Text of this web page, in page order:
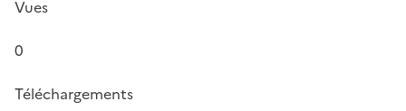
Vues
0
Téléchargements